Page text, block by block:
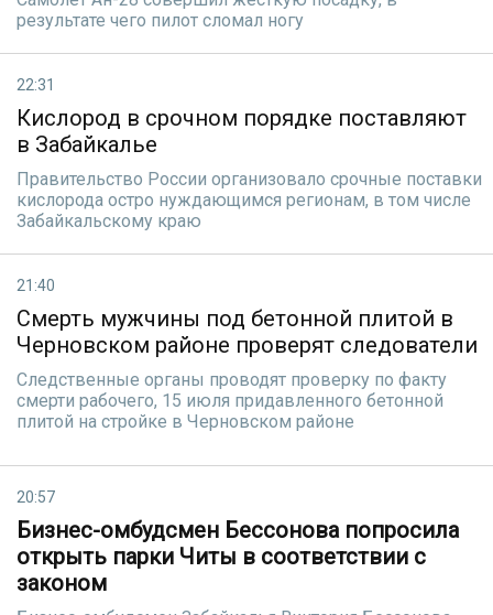
результате чего пилот сломал ногу
22:31
Кислород в срочном порядке поставляют
в Забайкалье
Правительство России организовало срочные поставки
кислорода остро нуждающимся регионам, в том числе
Забайкальскому краю
21:40
Смерть мужчины под бетонной плитой в
Черновском районе проверят следователи
Следственные органы проводят проверку по факту
смерти рабочего, 15 июля придавленного бетонной
плитой на стройке в Черновском районе
20:57
Бизнес-омбудсмен Бессонова попросила
открыть парки Читы в соответствии с
законом